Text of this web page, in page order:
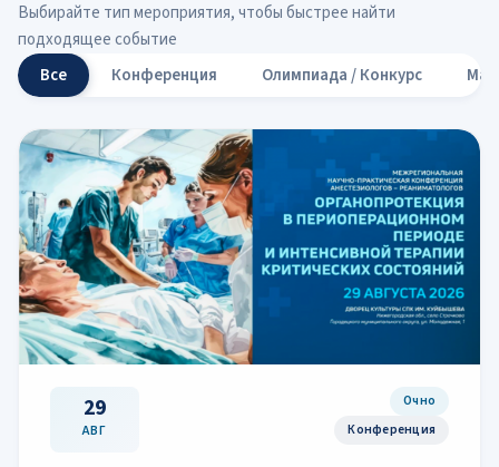
Выбирайте тип мероприятия, чтобы быстрее найти
подходящее событие
Все
Конференция Олимпиада / Конкурс
29
АВГ
Очно
Конференция